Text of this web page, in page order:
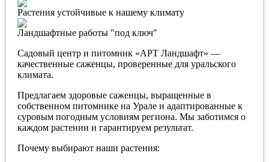
Растения устойчивые к нашему климату
Ландшафтные работы "под ключ"
Садовый центр и питомник «АРТ Ландшафт» —
качественные саженцы, проверенные для уральского
климата.
Предлагаем здоровые саженцы, выращенные в
собственном питомнике на Урале и адаптированные к
суровым погодным условиям региона. Мы заботимся о
каждом растении и гарантируем результат.
Почему выбирают наши растения: